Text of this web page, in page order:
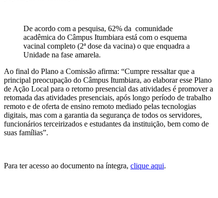
De acordo com a pesquisa, 62% da comunidade
acadêmica do Câmpus Itumbiara está com o esquema
vacinal completo (2ª dose da vacina) o que enquadra a
Unidade na fase amarela.
Ao final do Plano a Comissão afirma: “Cumpre ressaltar que a
principal preocupação do Câmpus Itumbiara, ao elaborar esse Plano
de Ação Local para o retorno presencial das atividades é promover a
retomada das atividades presenciais, após longo período de trabalho
remoto e de oferta de ensino remoto mediado pelas tecnologias
digitais, mas com a garantia da segurança de todos os servidores,
funcionários terceirizados e estudantes da instituição, bem como de
suas famílias”.
Para ter acesso ao documento na íntegra, clique aqui.